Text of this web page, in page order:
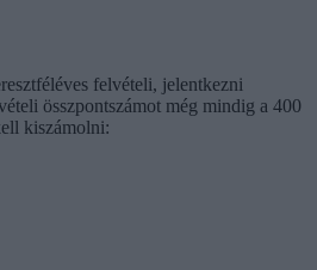
felvételi, jelentkezni
összpontszámot még mindig a 400
kiszámolni: